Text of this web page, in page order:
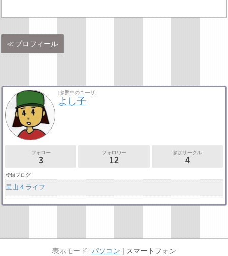
プロフィール
[参照中のユーザ]
よし子
フォロー
3
フォロワー
12
参加サークル
4
登録ブログ
里山４ライフ
パソコン スマートフォン